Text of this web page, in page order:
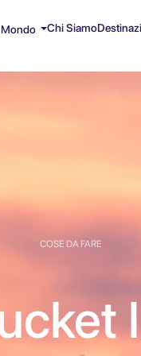
Mondo Chi Siamo
COSE DA FARE